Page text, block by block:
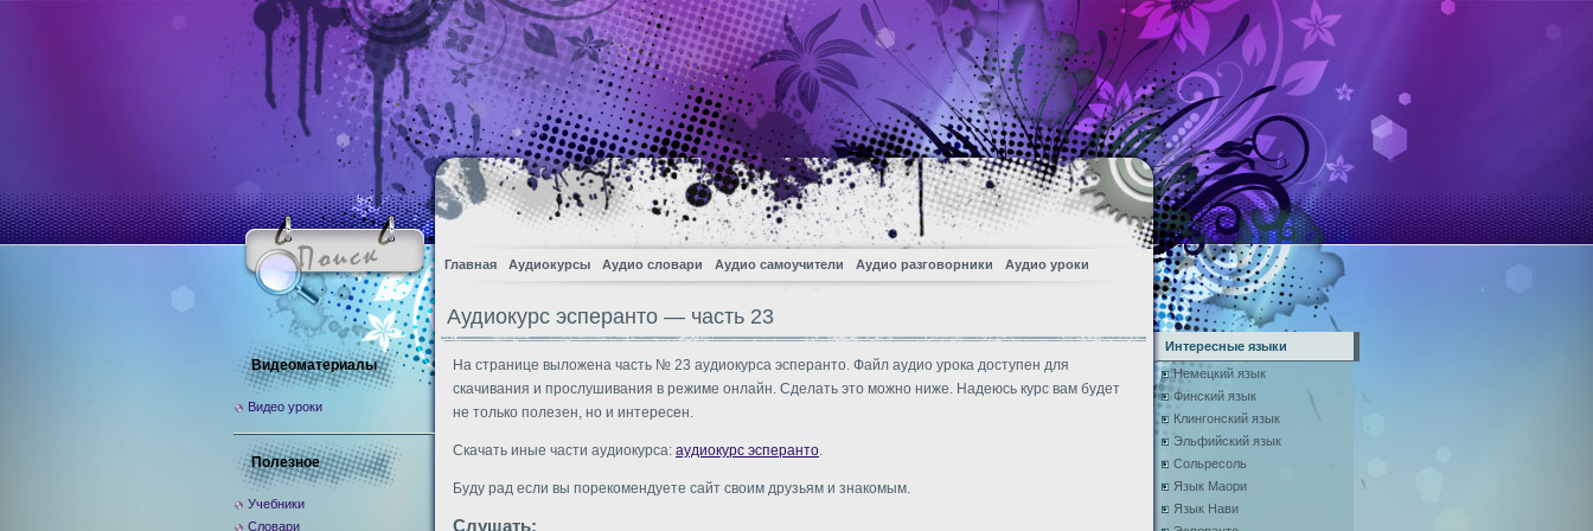
Главная Аудиокурсы Аудио словари Аудио самоучители Аудио разговорники Аудио уроки
Аудиокурс эсперанто — часть 23
На странице выложена часть № 23 аудиокурса эсперанто. Файл аудио урока доступен для
скачивания и прослушивания в режиме онлайн. Сделать это можно ниже. Надеюсь курс вам будет
не только полезен, но и интересен.
Скачать иные части аудиокурса: аудиокурс эсперанто.
Буду рад если вы порекомендуете сайт своим друзьям и знакомым.
Слушать:
Видеоматериалы
Видео уроки
Полезное
Учебники
Словари
Интересные языки
Немецкий язык
Финский язык
Клингонский язык
Эльфийский язык
Сольресоль
Язык Маори
Язык Нави